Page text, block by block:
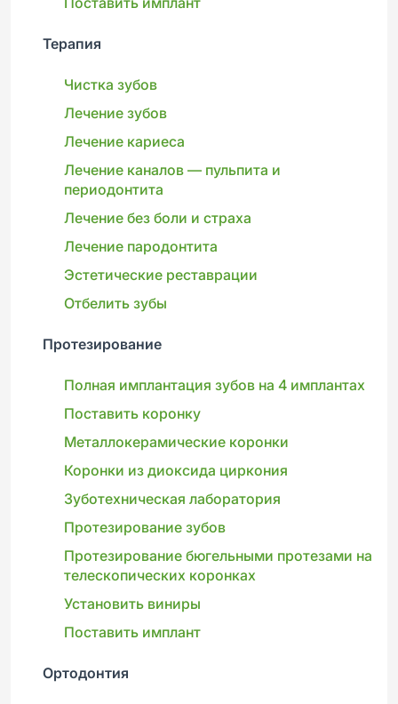
Терапия
Чистка зубов
Лечение зубов
Лечение кариеса
Лечение каналов — пульпита и
периодонтита
Лечение без боли и страха
Лечение пародонтита
Эстетические реставрации
Отбелить зубы
Протезирование
Полная имплантация зубов на 4 имплантах
Поставить коронку
Металлокерамические коронки
Коронки из диоксида циркония
Зуботехническая лаборатория
Протезирование зубов
Протезирование бюгельными протезами на
телескопических коронках
Установить виниры
Поставить имплант
Ортодонтия